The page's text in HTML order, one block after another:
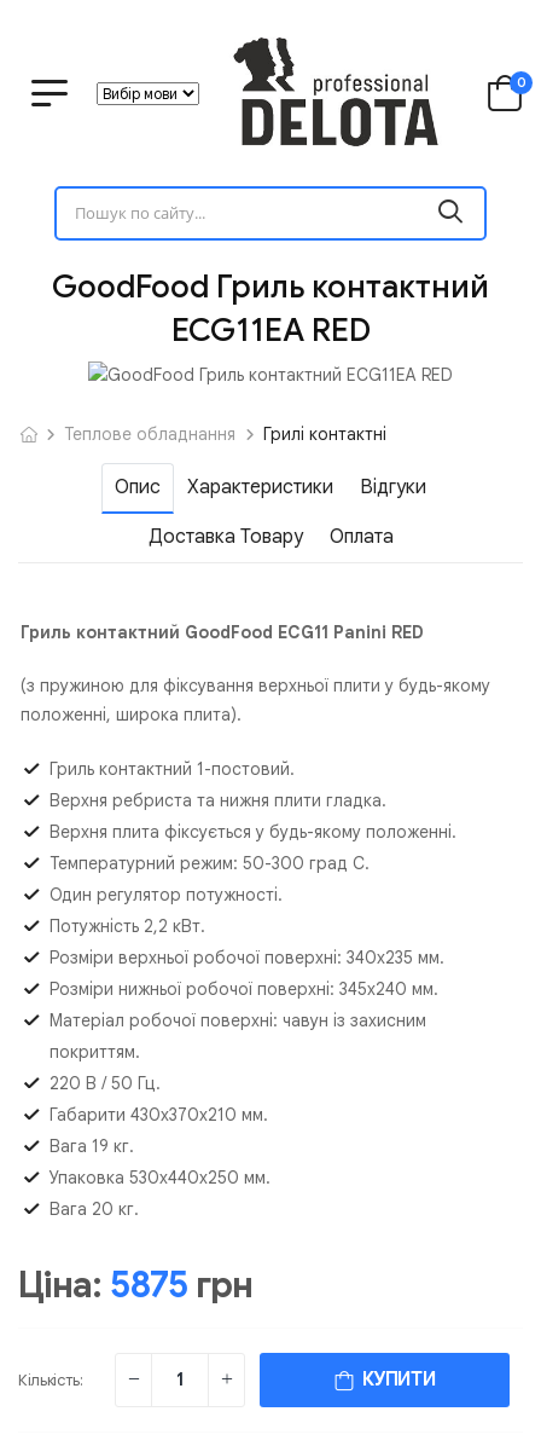
0
GoodFood Гриль контактний
ECG11EA RED
Теплове обладнання Грилі контактні
Опис Характеристики Відгуки
Доставка Товару Оплата
Гриль контактний GoodFood ECG11 Panini RED
(з пружиною для фіксування верхньої плити у будь-якому
положенні, широка плита).
Гриль контактний 1-постовий.
Верхня ребриста та нижня плити гладка.
Верхня плита фіксується у будь-якому положенні.
Температурний режим: 50-300 град С.
Один регулятор потужності.
Потужність 2,2 кВт.
Розміри верхньої робочої поверхні: 340х235 мм.
Розміри нижньої робочої поверхні: 345х240 мм.
Матеріал робочої поверхні: чавун із захисним
покриттям.
220 В / 50 Гц.
Габарити 430х370х210 мм.
Вага 19 кг.
Упаковка 530х440х250 мм.
Вага 20 кг.
Ціна: 5875 грн
Кількість: КУПИТИ